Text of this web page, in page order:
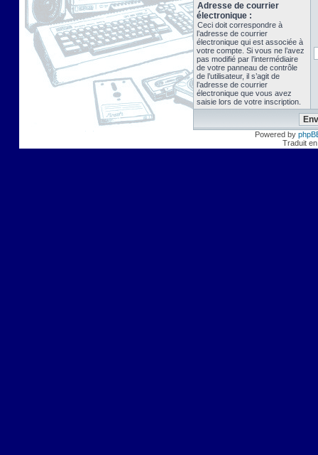
Adresse de courrier
électronique :
Ceci doit correspondre à
l’adresse de courrier
électronique qui est associée à
votre compte. Si vous ne l’avez
pas modifié par l’intermédiaire
de votre panneau de contrôle
de l’utilisateur, il s’agit de
l’adresse de courrier
électronique que vous avez
saisie lors de votre inscription.
Powered by
Traduit